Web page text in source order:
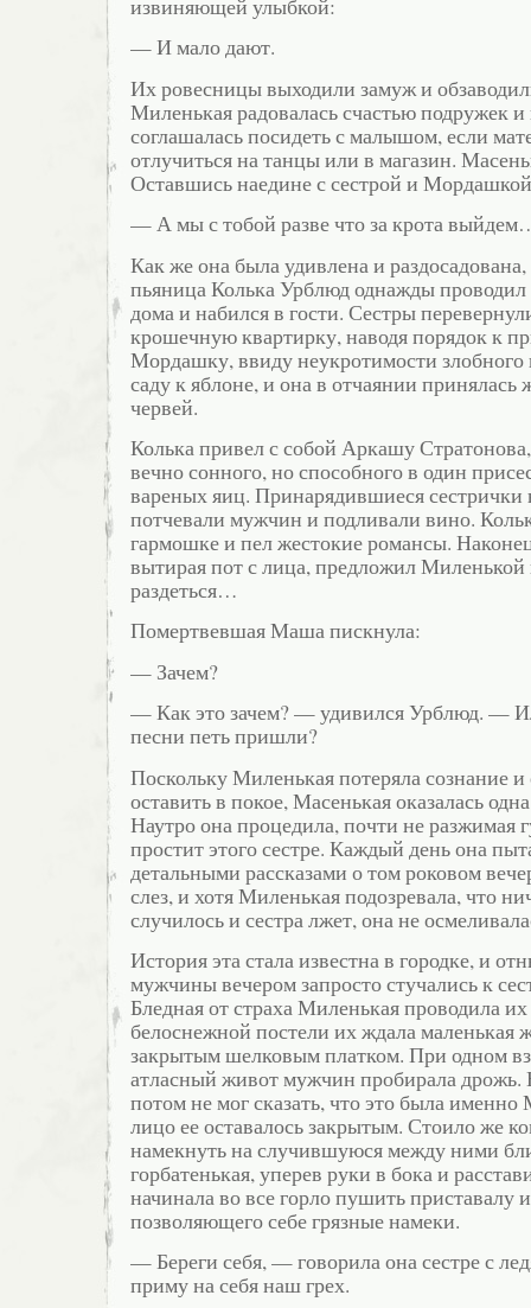
извиняющей улыбкой:
— И мало дают.
Их ровесницы выходили замуж и
Миленькая радовалась счастью подружек и
соглашалась посидеть с малышом, если
отлучиться на танцы или в магазин.
Оставшись наедине с сестрой и
— А мы с тобой разве что за крота
Как же она была удивлена и раздосадована,
пьяница Колька Урблюд однажды
дома и набился в гости. Сестры
крошечную квартирку, наводя порядок к
Мордашку, ввиду неукротимости злобного
саду к яблоне, и она в отчаянии принялась
червей.
Колька привел с собой Аркашу
вечно сонного, но способного в один
вареных яиц. Принарядившиеся сестрички
потчевали мужчин и подливали вино.
гармошке и пел жестокие романсы.
вытирая пот с лица, предложил
раздеться…
Помертвевшая Маша пискнула:
— Зачем?
— Как это зачем? — удивился Урблюд. —
песни петь пришли?
Поскольку Миленькая потеряла сознание
оставить в покое, Масенькая оказалась
Наутро она процедила, почти не разжимая
простит этого сестре. Каждый день она
детальными рассказами о том роковом
слез, и хотя Миленькая подозревала, что
случилось и сестра лжет, она не
История эта стала известна в городке, и
мужчины вечером запросто стучались к
Бледная от страха Миленькая проводила
белоснежной постели их ждала
закрытым шелковым платком. При одном
атласный живот мужчин пробирала дрожь.
потом не мог сказать, что это была именно
лицо ее оставалось закрытым. Стоило же
намекнуть на случившуюся между ними
горбатенькая, уперев руки в бока и
начинала во все горло пушить приставалу
позволяющего себе грязные намеки.
— Береги себя, — говорила она сестре с
приму на себя наш грех.